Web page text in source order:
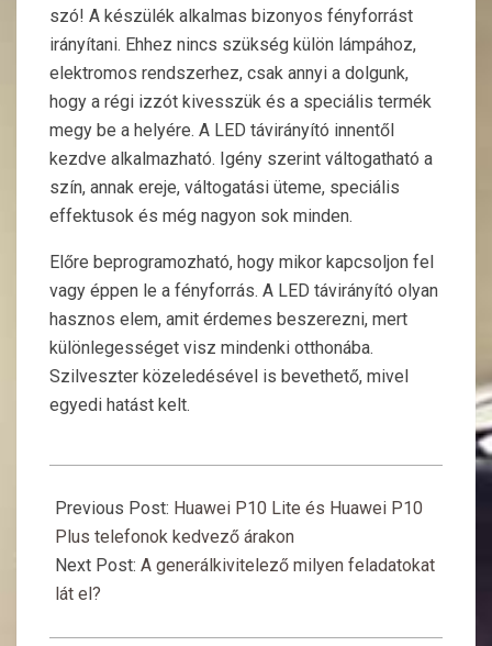
szó! A készülék alkalmas bizonyos fényforrást
irányítani. Ehhez nincs szükség külön lámpához,
elektromos rendszerhez, csak annyi a dolgunk,
hogy a régi izzót kivesszük és a speciális termék
megy be a helyére. A LED távirányító innentől
kezdve alkalmazható. Igény szerint váltogatható a
szín, annak ereje, váltogatási üteme, speciális
effektusok és még nagyon sok minden.
Előre beprogramozható, hogy mikor kapcsoljon fel
vagy éppen le a fényforrás. A LED távirányító olyan
hasznos elem, amit érdemes beszerezni, mert
különlegességet visz mindenki otthonába.
Szilveszter közeledésével is bevethető, mivel
egyedi hatást kelt.
12-
11
Previous Post: Huawei P10 Lite és Huawei P10
Plus telefonok kedvező árakon
Next Post: A generálkivitelező milyen feladatokat
lát el?